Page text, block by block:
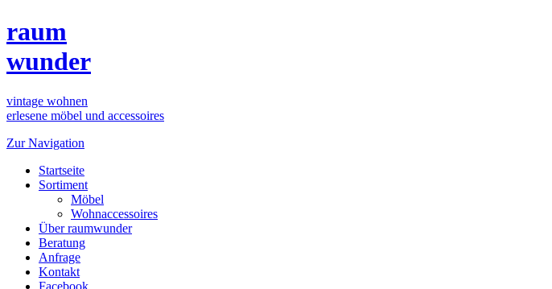
raum
wunder
vintage wohnen
erlesene möbel und accessoires
Zur Navigation
Startseite
Sortiment
Möbel
Wohnaccessoires
Über raumwunder
Beratung
Anfrage
Kontakt
Facebook